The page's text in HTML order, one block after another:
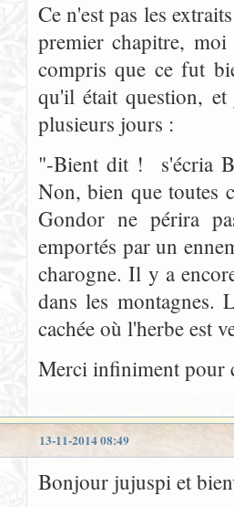
Ce n'est pas les
premier chapitre,
compris que ce fut
qu'il était question,
plusieurs jours :
"-Bient dit ! s'écria
Non, bien que toutes
Gondor ne périra
emportés par un
charogne. Il y a
dans les montagnes.
cachée où l'herbe est
Merci infiniment pour
13-11-2014 08:49
Bonjour jujuspi et